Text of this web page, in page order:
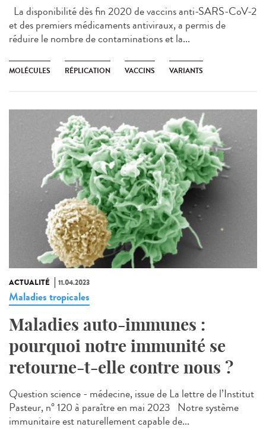
La disponibilité dès fin 2020 de vaccins anti-SARS-CoV-2
et des premiers médicaments antiviraux, a permis de
réduire le nombre de contaminations et la...
MOLÉCULES RÉPLICATION VACCINS VARIANTS
ACTUALITÉ 11.04.2023
Maladies tropicales
Maladies auto-immunes :
pourquoi notre immunité se
retourne-t-elle contre nous ?
Question science - médecine, issue de La lettre de l’Institut
Pasteur, n° 120 à paraître en mai 2023 Notre système
immunitaire est naturellement capable de...